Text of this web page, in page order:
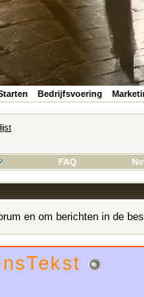
Bedrijfsvoering
FAQ
en om berichten in de